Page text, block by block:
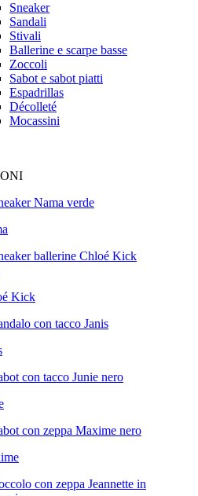
Sneaker
Sandali
Stivali
Ballerine e scarpe basse
Zoccoli
Sabot e sabot piatti
Espadrillas
Décolleté
Mocassini
Kick